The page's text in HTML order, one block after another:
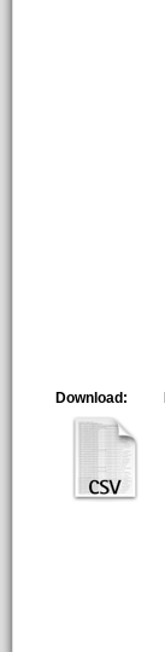
Download: